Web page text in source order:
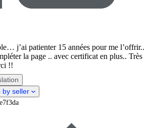
j’ai patienter 15 années pour me l’offrir..
la page .. avec certificat en plus.. Très
!!
by seller